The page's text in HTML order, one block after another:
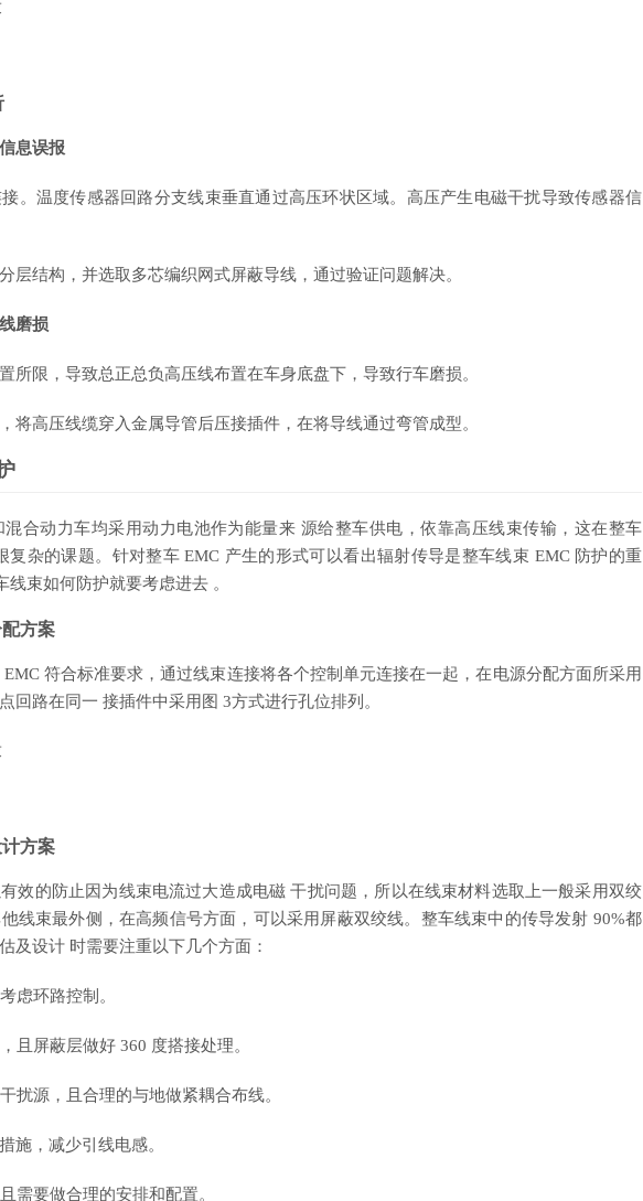
息误报
。温度传感器回路分支线束垂直通过高压环状区域。高压产生电磁干扰导致传感器信
层结构，并选取多芯编织网式屏蔽导线，通过验证问题解决。
磨损
所限，导致总正总负高压线布置在车身底盘下，导致行车磨损。
将高压线缆穿入金属导管后压接插件，在将导线通过弯管成型。
合动力车均采用动力电池作为能量来 源给整车供电，依靠高压线束传输，这在整车
复杂的课题。针对整车 EMC 产生的形式可以看出辐射传导是整车线束 EMC 防护的重
束如何防护就要考虑进去 。
方案
符合标准要求，通过线束连接将各个控制单元连接在一起，在电源分配方面所采用
回路在同一 接插件中采用图 3方式进行孔位排列。
方案
效的防止因为线束电流过大造成电磁 干扰问题，所以在线束材料选取上一般采用双绞
线束最外侧，在高频信号方面，可以采用屏蔽双绞线。整车线束中的传导发射 90%都
及设计 时需要注重以下几个方面：
虑环路控制。
且屏蔽层做好 360 度搭接处理。
扰源，且合理的与地做紧耦合布线。
施，减少引线电感。
需要做合理的安排和配置。